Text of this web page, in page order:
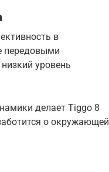
в
передовыми
уровень
делает Tiggo 8
о окружающей